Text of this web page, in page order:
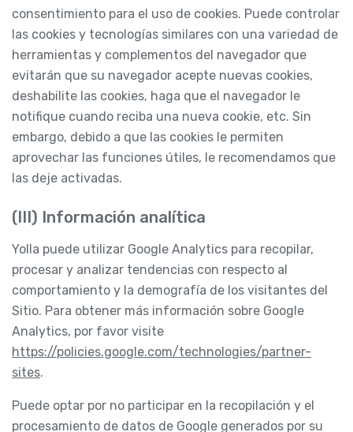
consentimiento para el uso de cookies. Puede controlar
las cookies y tecnologías similares con una variedad de
herramientas y complementos del navegador que
evitarán que su navegador acepte nuevas cookies,
deshabilite las cookies, haga que el navegador le
notifique cuando reciba una nueva cookie, etc. Sin
embargo, debido a que las cookies le permiten
aprovechar las funciones útiles, le recomendamos que
las deje activadas.
(III) Información analítica
Yolla puede utilizar Google Analytics para recopilar,
procesar y analizar tendencias con respecto al
comportamiento y la demografía de los visitantes del
Sitio. Para obtener más información sobre Google
Analytics, por favor visite
https://policies.google.com/technologies/partner-
sites.
Puede optar por no participar en la recopilación y el
procesamiento de datos de Google generados por su